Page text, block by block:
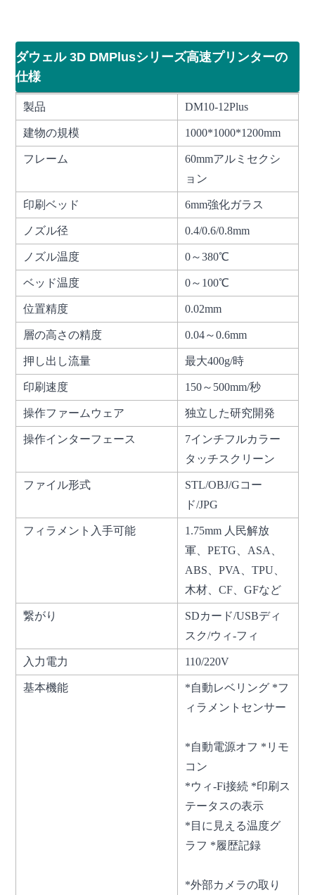
ダウェル 3D DMPlusシリーズ高速プリンターの
仕様
製品 DM10-12Plus
建物の規模 1000*1000*1200mm
フレーム
60mmアルミセクシ
ョン
印刷ベッド 6mm強化ガラス
ノズル径 0.4/0.6/0.8mm
ノズル温度 0～380℃
ベッド温度 0～100℃
位置精度 0.02mm
層の高さの精度 0.04～0.6mm
押し出し流量 最大400g/時
印刷速度 150～500mm/秒
操作ファームウェア 独立した研究開発
操作インターフェース
7インチフルカラー
タッチスクリーン
ファイル形式
STL/OBJ/Gコー
ド/JPG
フィラメント入手可能
1.75mm 人民解放
軍、PETG、ASA、
ABS、PVA、TPU、
木材、CF、GFなど
繋がり
SDカード/USBディ
スク/ウィ-フィ
入力電力 110/220V
基本機能
*自動レベリング *フ
ィラメントセンサー
*自動電源オフ *リモ
コン
*ウィ-Fi接続 *印刷ス
テータスの表示
*目に見える温度グ
ラフ *履歴記録
*外部カメラの取り